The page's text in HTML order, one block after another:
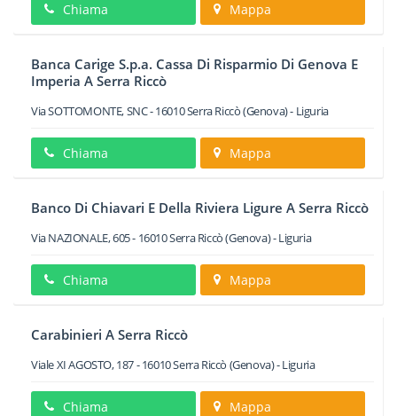
Chiama Mappa
Banca Carige S.p.a. Cassa Di Risparmio Di Genova E
Imperia A Serra Riccò
Via SOTTOMONTE, SNC-16010Serra Riccò(Genova) - Liguria
Chiama Mappa
Banco Di Chiavari E Della Riviera Ligure A Serra Riccò
Via NAZIONALE, 605- 16010Serra Riccò(Genova) -Liguria
Chiama Mappa
Carabinieri A Serra Riccò
Viale XI AGOSTO, 187-16010Serra Riccò (Genova) -Liguria
Chiama Mappa